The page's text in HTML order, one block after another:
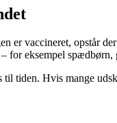
er vaccineret, opstår
for eksempel
Hvis mange